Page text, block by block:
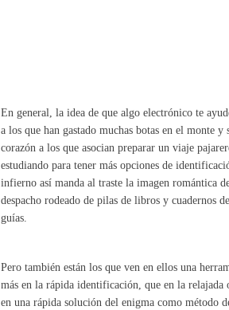
En general, la idea de que algo electrónico te
a los que han gastado muchas botas en el monte
corazón a los que asocian preparar un viaje
estudiando para tener más opciones de
infierno así manda al traste la imagen romántica
despacho rodeado de pilas de libros y cuadernos
guías.
Pero también están los que ven en ellos una
más en la rápida identificación, que en la
en una rápida solución del enigma como método